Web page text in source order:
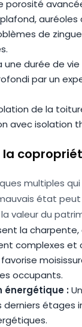
porosité
auréoles
de
durée de
par un
de la
avec isolation
multiples
état peut
valeur du
la
complexes et
occupants.
énergétique :
étages